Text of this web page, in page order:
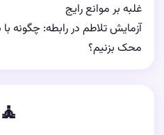
غلبه بر موانع رایج
آزمایش تلاطم در رابطه: چگونه
محک بزنیم؟
🧘